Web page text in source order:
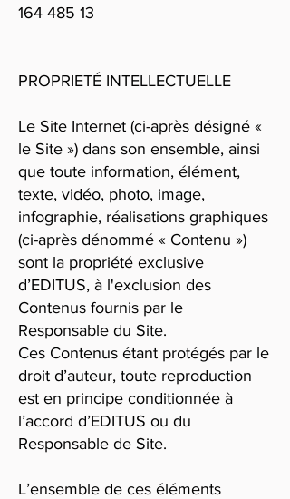
164 485 13
PROPRIETÉ INTELLECTUELLE
Le Site Internet (ci-après désigné «
le Site ») dans son ensemble, ainsi
que toute information, élément,
texte, vidéo, photo, image,
infographie, réalisations graphiques
(ci-après dénommé « Contenu »)
sont la propriété exclusive
d’EDITUS, à l'exclusion des
Contenus fournis par le
Responsable du Site.
Ces Contenus étant protégés par le
droit d’auteur, toute reproduction
est en principe conditionnée à
l’accord d’EDITUS ou du
Responsable de Site.
L’ensemble de ces éléments